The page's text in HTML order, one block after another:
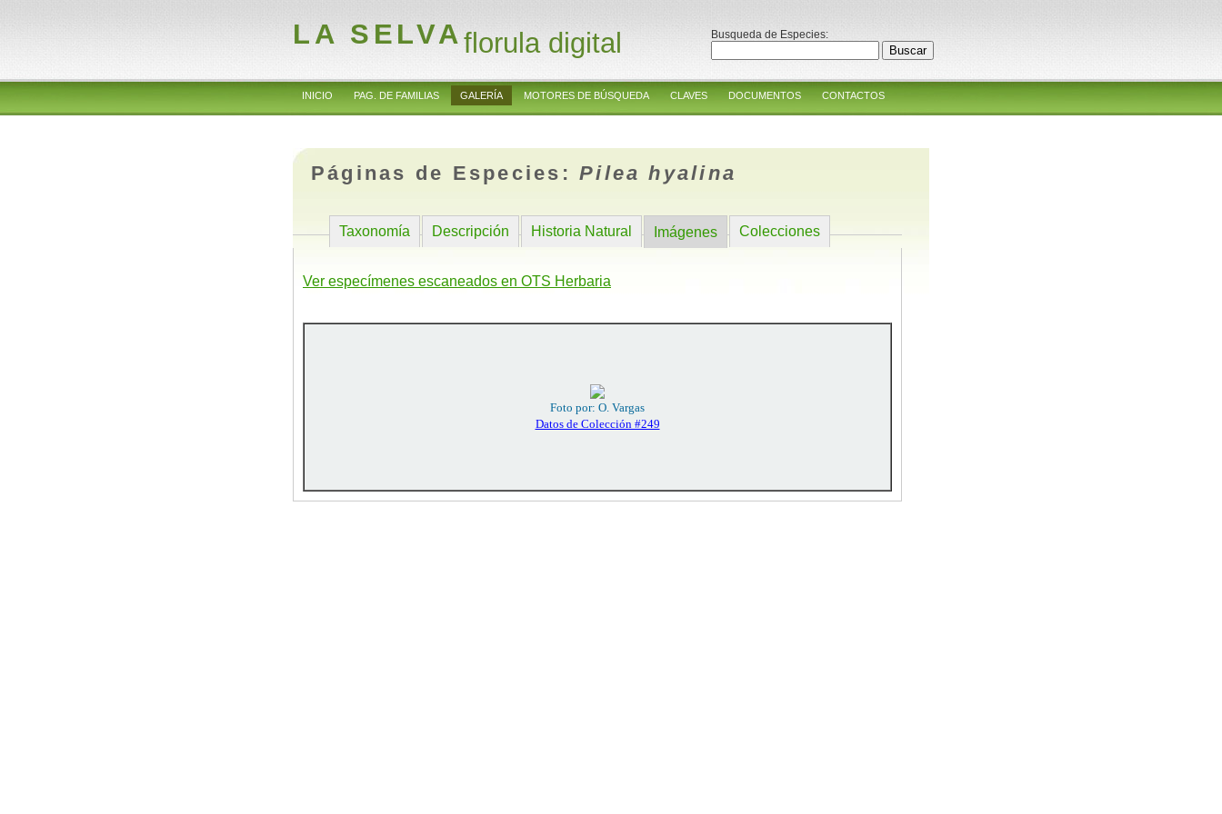
LA SELVAflorula digital Busqueda de Especies:
INICIO PAG. DE FAMILIAS GALERÍA MOTORES DE BÚSQUEDA CLAVES DOCUMENTOS CONTACTOS
Páginas de Especies:Pilea hyalina
Taxonomía Descripción Historia Natural Imágenes Colecciones
Ver especímenes escaneados en OTS Herbaria
Foto por: O. Vargas
Datos de Colección #249